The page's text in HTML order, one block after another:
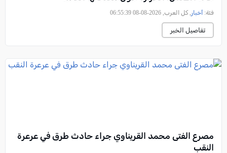
فئة: أخبار , كل العرب, 2026-08-08 06:55:39
تفاصيل الخبر
مصرع الفتى محمد القريناوي جراء حادث طرق في عرعرة
النقب